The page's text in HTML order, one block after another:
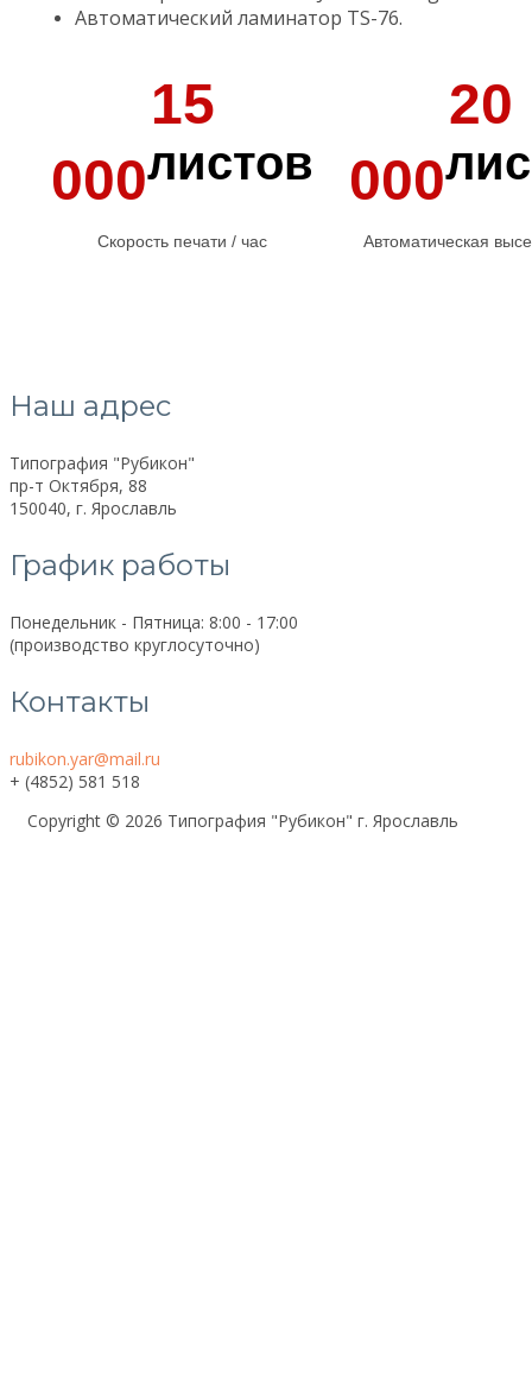
Автоматический ламинатор TS-76.
15
000листов
Скорость печати / час
20
000
Автоматическая
Наш адрес
Типография "Рубикон"
пр-т Октября, 88
150040, г. Ярославль
График работы
Понедельник - Пятница: 8:00 - 17:00
(производство круглосуточно)
Контакты
rubikon.yar@mail.ru
+ (4852) 581 518
Copyright © 2026 Типография "Рубикон" г. Ярославль